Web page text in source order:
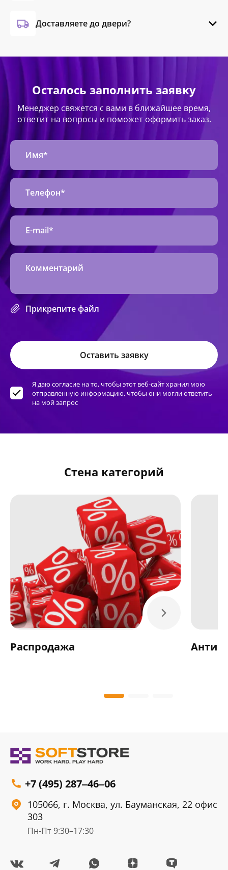
Доставляете до двери?
Осталось заполнить заявку
Менеджер свяжется с вами в ближайшее время,
ответит на вопросы и поможет оформить заказ.
Прикрепите файл
Я даю согласие на то, чтобы этот веб-сайт хранил мою
отправленную информацию, чтобы они могли ответить
на мой запрос
Стена категорий
Распродажа
+7 (495) 287‒46‒06
105066, г. Москва, ул. Бауманская, 22 офис
303
Пн-Пт 9:30–17:30